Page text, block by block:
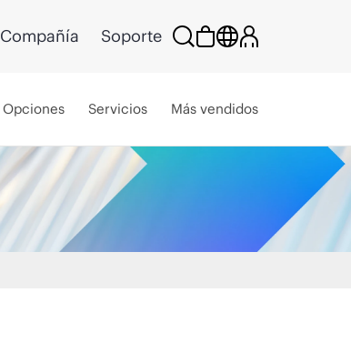
Compañía Soporte
Opciones Servicios Más vendidos